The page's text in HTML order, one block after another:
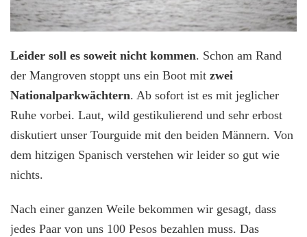
Leider soll es soweit nicht kommen. Schon am Rand
der Mangroven stoppt uns ein Boot mit zwei
Nationalparkwächtern. Ab sofort ist es mit jeglicher
Ruhe vorbei. Laut, wild gestikulierend und sehr erbost
diskutiert unser Tourguide mit den beiden Männern. Von
dem hitzigen Spanisch verstehen wir leider so gut wie
nichts.
Nach einer ganzen Weile bekommen wir gesagt, dass
jedes Paar von uns 100 Pesos bezahlen muss. Das